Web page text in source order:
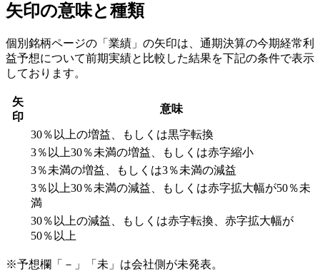
矢印の意味と種類
個別銘柄ページの「業績」の矢印は、通期決算の今期経常利
益予想について前期実績と比較した結果を下記の条件で表示
しております。
矢
印
意味
30％以上の増益、もしくは黒字転換
3％以上30％未満の増益、もしくは赤字縮小
3％未満の増益、もしくは3％未満の減益
3％以上30％未満の減益、もしくは赤字拡大幅が50％未
満
30％以上の減益、もしくは赤字転換、赤字拡大幅が
50％以上
※予想欄「－」「未」は会社側が未発表。